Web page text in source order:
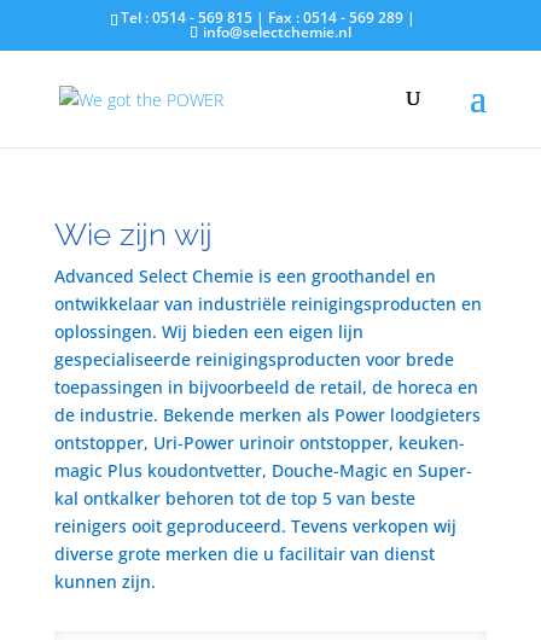
Tel : 0514 - 569 815 | Fax : 0514 - 569 289 |
info@selectchemie.nl
Wie zijn wij
Advanced Select Chemie is een groothandel en
ontwikkelaar van industriële reinigingsproducten en
oplossingen. Wij bieden een eigen lijn
gespecialiseerde reinigingsproducten voor brede
toepassingen in bijvoorbeeld de retail, de horeca en
de industrie. Bekende merken als Power loodgieters
ontstopper, Uri-Power urinoir ontstopper, keuken-
magic Plus koudontvetter, Douche-Magic en Super-
kal ontkalker behoren tot de top 5 van beste
reinigers ooit geproduceerd. Tevens verkopen wij
diverse grote merken die u facilitair van dienst
kunnen zijn.